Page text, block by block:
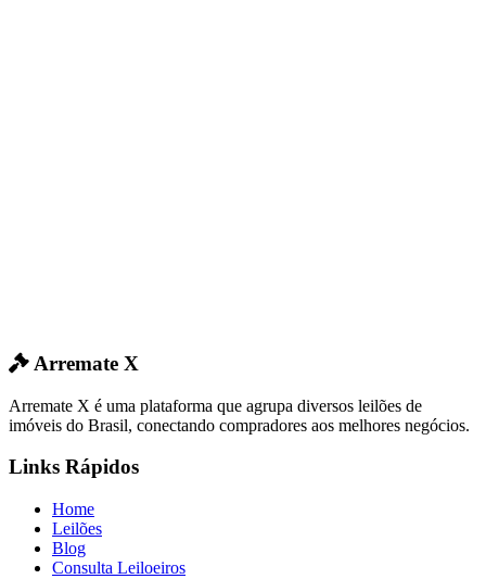
Arremate X
Arremate X é uma plataforma que agrupa diversos leilões de
imóveis do Brasil, conectando compradores aos melhores negócios.
Links Rápidos
Home
Leilões
Blog
Consulta Leiloeiros